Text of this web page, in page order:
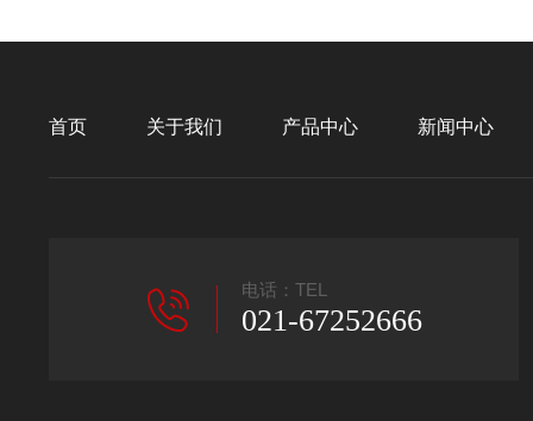
首页 关于我们 产品中心 新闻中心
电话：TEL
021-67252666